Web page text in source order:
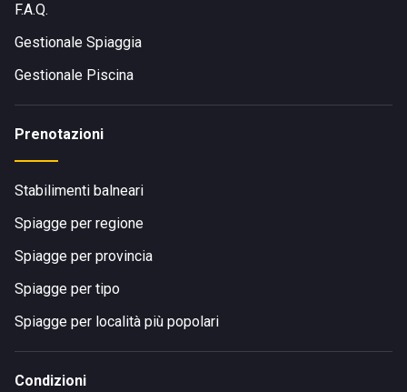
F.A.Q.
Gestionale Spiaggia
Gestionale Piscina
Prenotazioni
Stabilimenti balneari
Spiagge per regione
Spiagge per provincia
Spiagge per tipo
Spiagge per località più popolari
Condizioni